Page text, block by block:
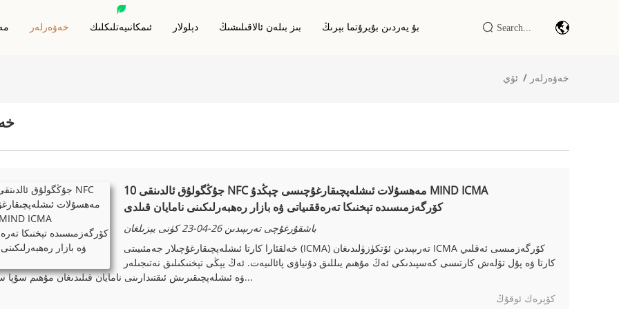
خەۋەرلەر ئىمكانىيەتلىكلىك دېلولار بىز بىلەن ئالاقىلىشىڭ بۇ يەردىن بۇيرۇتما بېرىڭ
ئۆي خەۋەرلەر
جۇڭگولۇق ئالدىنقى 10 NFC مەھسۇلات ئىشلەپچىقارغۇچىسى چېڭدۇ MIND ICMA
كۆرگەزمىسىدە تېخنىكا تەرەققىياتى ۋە بازار رەھبەرلىكىنى نامايان قىلدى
باشقۇرغۇچى تەرىپىدىن 26-04-23 كۈنى يېزىلغان
خەلقئارا كارتا ئىشلەپچىقارغۇچىلار جەمئىيىتى (ICMA) تەرىپىدىن ئۆتكۈزۈلىدىغان ICMA كۆرگەزمىسى ئەقلىي
كارتا ۋە پۇل تۆلەش كارتىسى كەسپىدىكى ئەڭ مۇھىم يىللىق دۇنياۋى پائالىيەت. ئەڭ يېڭى تېخنىكىلىق نەتىجىلەر
ۋە ئىشلەپچىقىرىش ئىقتىدارىنى نامايان قىلىدىغان مۇھىم سۇپا سۈپىتىدە...
كۆپرەك ئوقۇڭ